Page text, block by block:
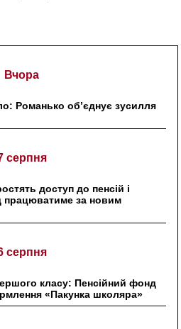
Вчора
Романько об’єднує зусилля
серпня
доступ до пенсій і
працюватиме за новим
серпня
класу: Пенсійний фонд
«Пакунка школяра»